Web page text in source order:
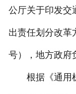
公厅关于印发交
出责任划分改革
号），地方政府
根据《通用机